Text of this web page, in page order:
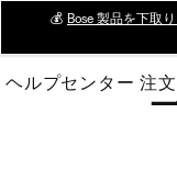
Main
💰 Bose 製品を下取
ヘルプセンター 注文